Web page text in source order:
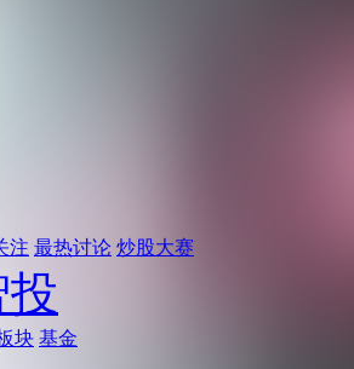
注 最热讨论 炒股大赛
块 基金